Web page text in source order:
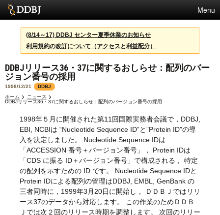
Menu
サービス
スパコン
統計
活動
センターについて
利用規約
問合せ
English
(8/14～17) DDBJ センター夏季休業のお知らせ
利用規約の改訂について（アクセスと利益配分）
DDBJリリース36・37に関するおしらせ：配列のバー
ジョン番号の採用
1998/12/21
DDBJ
ホーム
ニュース
DDBJリリース36・37に関するおしらせ：配列のバージョン番号の採用
1998年５月に開催された第11回国際実務者会議で，DDBJ,
EBI, NCBIは “Nucleotide Sequence ID”と”Protein ID”の導
入を決定しました。 Nucleotide Sequence IDは
「ACCESSION 番号＋バージョン番号」， Protein IDは
「CDS に振る ID＋バージョン番号」で構成される， 特定
の配列を示すための ID です。 Nucleotide Sequence IDと
Protein IDによる配列の管理はDDBJ, EMBL, GenBank の
三者同時に，1999年3月20日に開始し， ＤＤＢＪではリリ
ース37のデータから対応します。 この作業のためＤＤＢ
Ｊでは次２回のリリース時期を調整します。 次回のリリー